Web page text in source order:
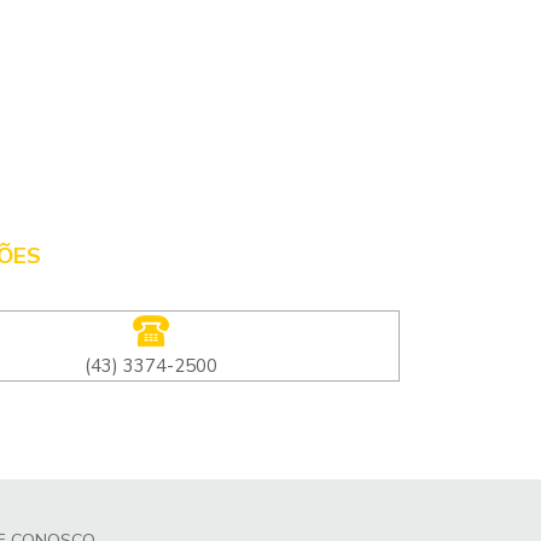
(43) 3374-2500